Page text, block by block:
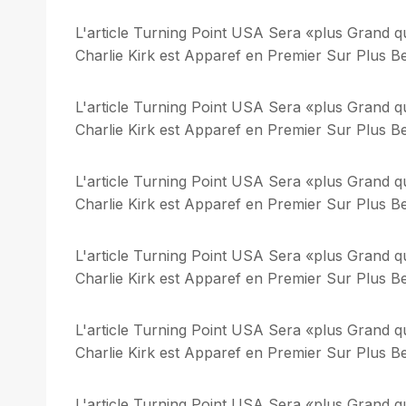
L'article Turning Point USA Sera «plus Grand
Charlie Kirk est Apparef en Premier Sur Plus
L'article Turning Point USA Sera «plus Grand
Charlie Kirk est Apparef en Premier Sur Plus
L'article Turning Point USA Sera «plus Grand
Charlie Kirk est Apparef en Premier Sur Plus
L'article Turning Point USA Sera «plus Grand
Charlie Kirk est Apparef en Premier Sur Plus
L'article Turning Point USA Sera «plus Grand
Charlie Kirk est Apparef en Premier Sur Plus